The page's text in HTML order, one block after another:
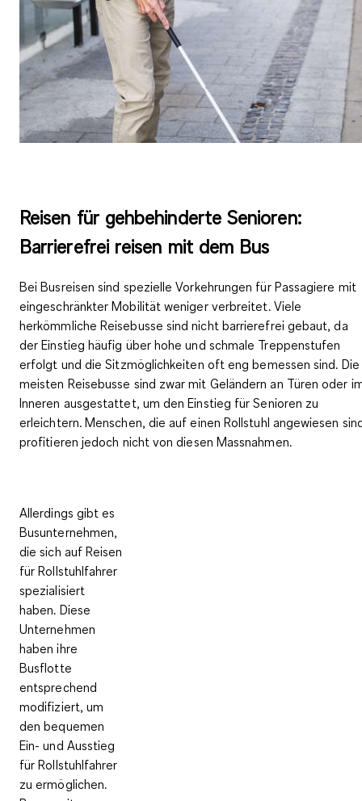
Reisen für gehbehinderte Senioren:
Barrierefrei reisen mit dem Bus
Bei Busreisen sind spezielle Vorkehrungen für Passagiere mit
eingeschränkter Mobilität weniger verbreitet. Viele
herkömmliche Reisebusse sind nicht barrierefrei gebaut, da
der Einstieg häufig über hohe und schmale Treppenstufen
erfolgt und die Sitzmöglichkeiten oft eng bemessen sind. Die
meisten Reisebusse sind zwar mit Geländern an Türen oder
Inneren ausgestattet, um den Einstieg für Senioren zu
erleichtern. Menschen, die auf einen Rollstuhl angewiesen
profitieren jedoch nicht von diesen Massnahmen.
Allerdings gibt es
Busunternehmen,
die sich auf Reisen
für Rollstuhlfahrer
spezialisiert
haben. Diese
Unternehmen
haben ihre
Busflotte
entsprechend
modifiziert, um
den bequemen
Ein- und Ausstieg
für Rollstuhlfahrer
zu ermöglichen.